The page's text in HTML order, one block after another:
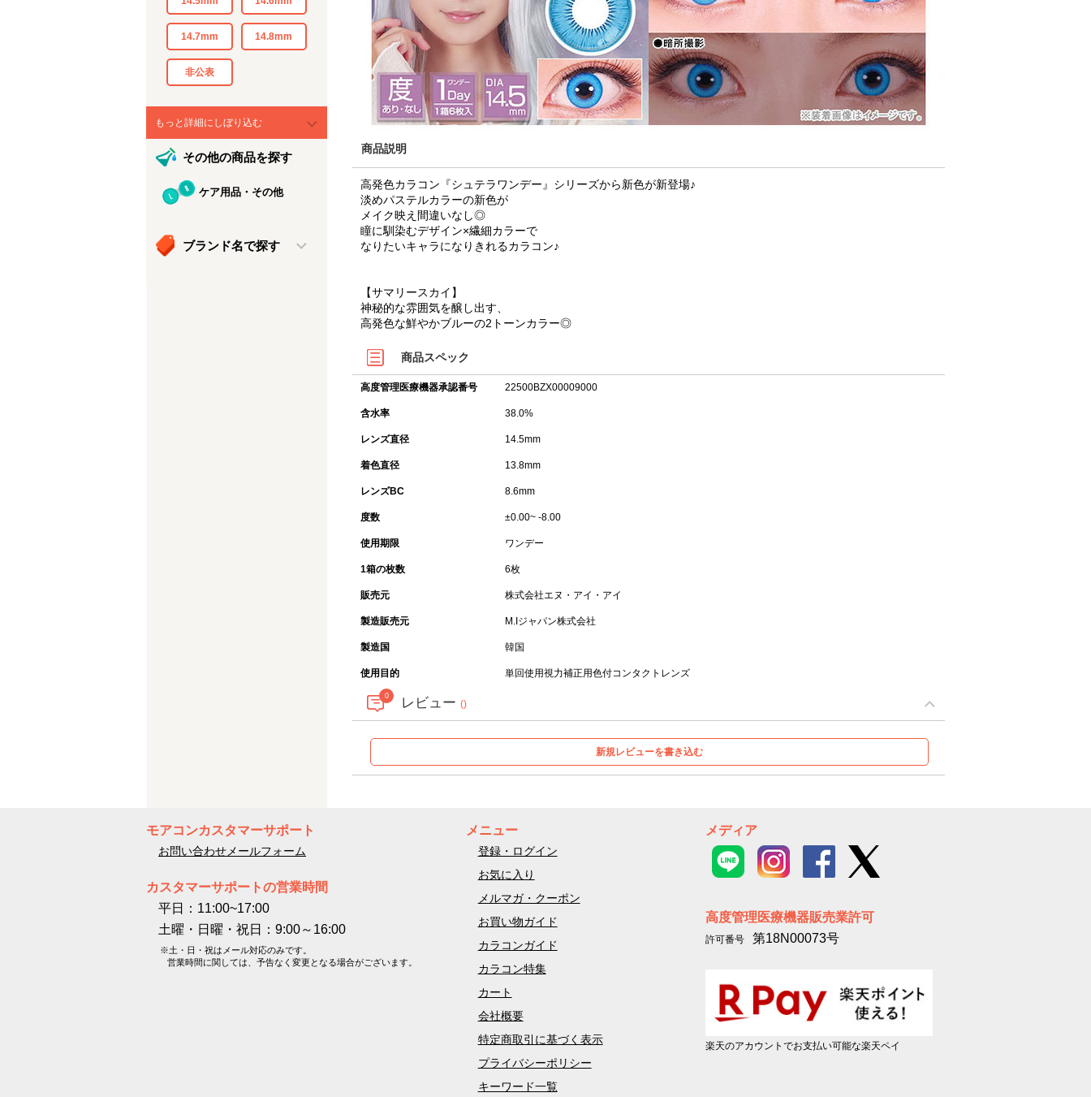
14.7mm 14.8mm
非公表
もっと詳細にしぼり込む
その他の商品を探す
ケア用品・その他
ブランド名で探す
商品説明
高発色カラコン『シュテラワンデー』シリーズから新色が新登場♪
淡めパステルカラーの新色が
メイク映え間違いなし◎
瞳に馴染むデザイン×繊細カラーで
なりたいキャラになりきれるカラコン♪
【サマリースカイ】
神秘的な雰囲気を醸し出す、
高発色な鮮やかブルーの2トーンカラー◎
商品スペック
高度管理医療機器承認番号 22500BZX00009000
含水率 38.0%
レンズ直径 14.5mm
着色直径 13.8mm
レンズBC 8.6mm
度数 ±0.00~ -8.00
使用期限 ワンデー
1箱の枚数 6枚
販売元 株式会社エヌ・アイ・アイ
製造販売元 M.Iジャパン株式会社
製造国 韓国
使用目的 単回使用視力補正用色付コンタクトレンズ
レビュー ()
0
新規レビューを書き込む
モアコンカスタマーサポート
お問い合わせメールフォーム
カスタマーサポートの営業時間
平日：11:00~17:00
土曜・日曜・祝日：9:00～16:00
※土・日・祝はメール対応のみです。
営業時間に関しては、予告なく変更となる場合がございます。
メニュー
登録・ログイン
お気に入り
メルマガ・クーポン
お買い物ガイド
カラコンガイド
カラコン特集
カート
会社概要
特定商取引に基づく表示
プライバシーポリシー
キーワード一覧
メディア
高度管理医療機器販売業許可
許可番号 第18N00073号
楽天のアカウントでお支払い可能な楽天ペイ